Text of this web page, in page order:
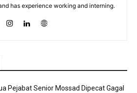
has experience working and interning.
Pejabat Senior Mossad Dipecat Gagal